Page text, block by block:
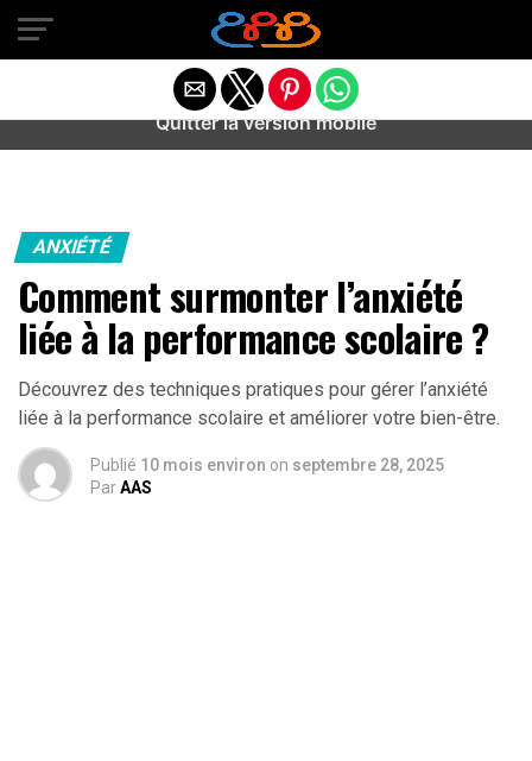
Warning
: preg_match(): Unknown modifier '/' in
/home/u589487443/domains/aideanxietestress.fr/
content/plugins/idev-post-views/includes/class-bots.php
ANXIÉTÉ
Comment surmonter l’anxiété
liée à la performance scolaire ?
Découvrez des techniques pratiques pour gérer l’anxiété
liée à la performance scolaire et améliorer votre bien-être.
Publié 10 mois environ on septembre 28, 2025
ParAAS
Quitter la version mobile